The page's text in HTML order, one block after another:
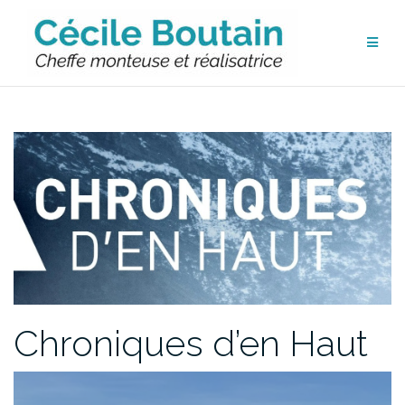
contenu
Chroniques d’en Haut